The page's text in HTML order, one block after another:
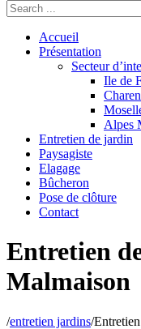
Accueil
Présentation
Secteur
Ile de
Alpes
Entretien de jardin
Paysagiste
Elagage
Bûcheron
Pose de clôture
Contact
Entretien
Malmaison
/entretien jardins/